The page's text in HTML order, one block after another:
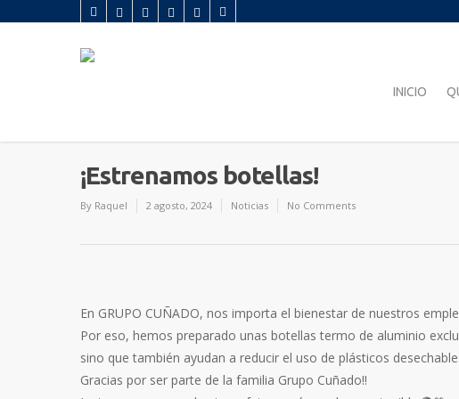
INICIO
¡Estrenamos botellas!
By Raquel 2 agosto, 2024 Noticias No Comments
En GRUPO CUÑADO, nos importa el bienestar de nuestros
Por eso, hemos preparado unas botellas termo de aluminio
sino que también ayudan a reducir el uso de plásticos
Gracias por ser parte de la familia Grupo Cuñado!!